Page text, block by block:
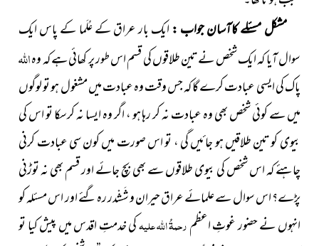
مشکل مسئلے کاآسان جواب :ایک بار عراق کے عُلَما کے پاس ایک
سوال آیا کہ ایک شخص نے تین طلاقوں کی قسم اس طور پر کھائی ہے کہ وہاللہ
پاک کی ایسی عبادت کرے گا کہ جس وقت وہ عبادت میں مشغول ہو تو لوگوں
میں سے کوئی شخص بھی وہ عبادت نہ کر رہا ہو ، اگر وہ ایسا نہ کرسکا تو اس کی
بیوی کو تین طلاقیں ہو جائیں گی ، تو اس صورت میں کون سی عبادت کرنی
چاہئے کہ اس شخص کی بیوی طلاقوں سے بھی بچ جائے اور قسم بھی نہ توڑنی
پڑے؟ اس سوال سے علمائے عراق حیران و شَشْدر رہ گئے اور اس مسئلہ کو
انہوں نے حضور غوثِ اعظمرحمۃُ اللہ علیہکی خدمتِ اقدس میں پیش کیا تو